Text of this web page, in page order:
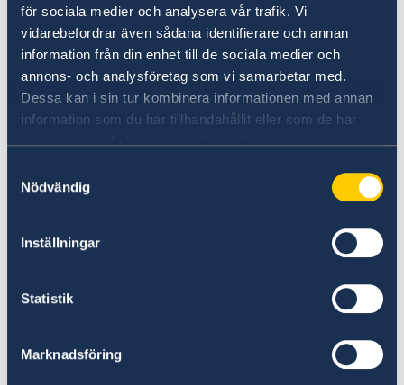
för sociala medier och analysera vår trafik. Vi
vidarebefordrar även sådana identifierare och annan
information från din enhet till de sociala medier och
annons- och analysföretag som vi samarbetar med.
Dessa kan i sin tur kombinera informationen med annan
information som du har tillhandahållit eller som de har
Nödvändig
Inställningar
Statistik
Marknadsföring
Tisdag Augusti 25
12:00 PM PST – 8:00 PM PST
Lördag Augusti 29
10:00 AM PST – 4:00 PM PST
Church of Sweden in San Pedro
1035 South Beacon St, San Pedro
11:00 AM PST – 4:00 PM PST
11:00 AM PST – 4:00 PM PST
11:00 AM PST – 4:00 PM PST
Söndag Augusti 30